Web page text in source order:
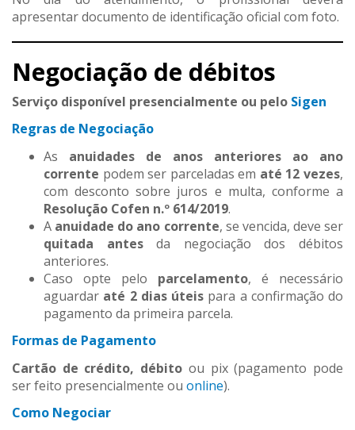
apresentar documento de identificação oficial com foto.
Negociação de débitos
Serviço disponível presencialmente ou pelo Sigen
Regras de Negociação
As anuidades de anos anteriores ao ano
corrente podem ser parceladas em até 12 vezes,
com desconto sobre juros e multa, conforme a
Resolução Cofen n.º 614/2019.
A anuidade do ano corrente, se vencida, deve ser
quitada antesda negociação dos débitos
anteriores.
Caso opte pelo parcelamento, é necessário
aguardar até 2 dias úteis para a confirmação do
pagamento da primeira parcela.
Formas de Pagamento
Cartão de crédito, débito ou pix (pagamento pode
ser feito presencialmente ou online).
Como Negociar